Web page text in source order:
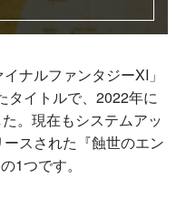
ナルファンタジーXI」
タイトルで、2022年に
。現在もシステムアッ
スされた『蝕世のエン
1つです。